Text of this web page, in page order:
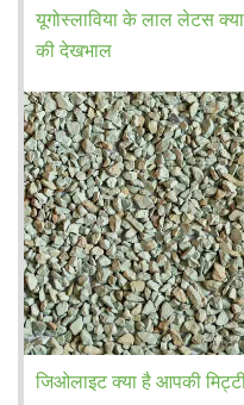
यूगोस्लाविया के लाल लेटस
की देखभाल
जिओलाइट क्या है आपकी